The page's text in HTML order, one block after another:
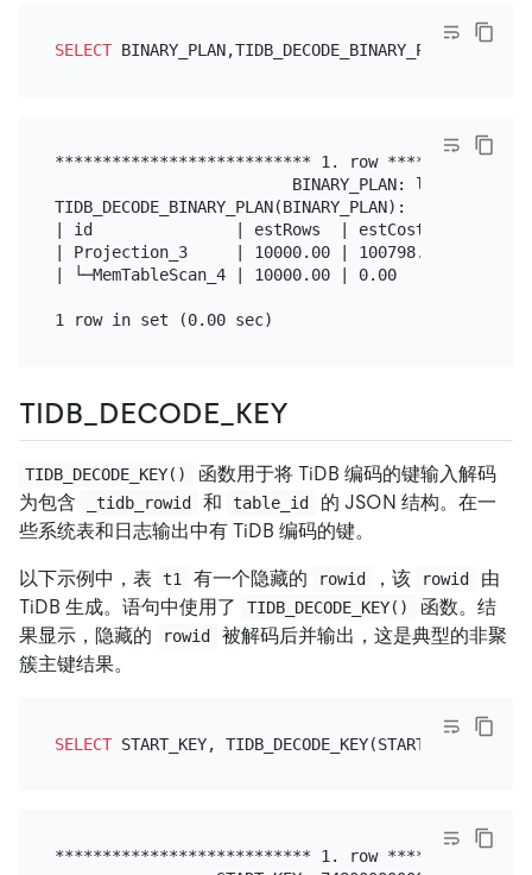
SELECT
*************************** 1. row
BINARY_PLAN:
TIDB_DECODE_BINARY_PLAN(BINARY_PLAN):
| id               | estRows  | estCost   |
| Projection_3     | 10000.00 | 100798.00 | 3
| └─MemTableScan_4 | 10000.00 | 0.00
TIDB_DECODE_KEY
TIDB_DECODE_KEY()
函数用于将 TiDB 编码的键输入解码
为包含
_tidb_rowid 和 table_id
的 JSON 结构。在一
些系统表和日志输出中有 TiDB 编码的键。
以下示例中，表 t1 有一个隐藏的 rowid ，该 rowid
由
TiDB 生成。语句中使用了
TIDB_DECODE_KEY()
函数。结
果显示，隐藏的
rowid
被解码后并输出，这是典型的非聚
簇主键结果。
SELECT START_KEY, TIDB_DECODE_KEY(START_KEY) FROM
*************************** 1. row